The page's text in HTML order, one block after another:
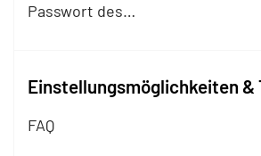
Passwort des…
Einstellungsmöglichkeiten &
FAQ